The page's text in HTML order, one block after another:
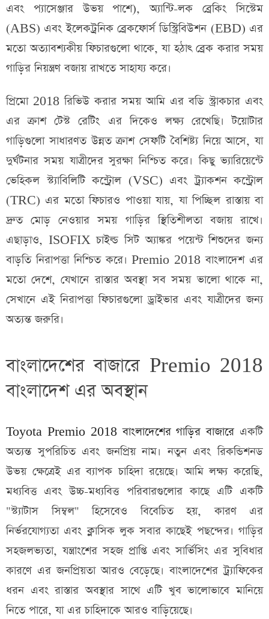
এবং প্যাসেঞ্জার উভয় পাশে), অ্যান্টি-লক ব্রেকিং সিস্টেম
(ABS) এবং ইলেকট্রনিক ব্রেকফোর্স ডিস্ট্রিবিউশন (EBD) এর
মতো অত্যাবশ্যকীয় ফিচারগুলো থাকে, যা হঠাৎ ব্রেক করার সময়
গাড়ির নিয়ন্ত্রণ বজায় রাখতে সাহায্য করে।
প্রিমো 2018 রিভিউ করার সময় আমি এর বডি স্ট্রাকচার এবং
এর ক্রাশ টেস্ট রেটিং এর দিকেও লক্ষ্য রেখেছি। টয়োটার
গাড়িগুলো সাধারণত উন্নত ক্রাশ সেফটি বৈশিষ্ট্য নিয়ে আসে, যা
দুর্ঘটনার সময় যাত্রীদের সুরক্ষা নিশ্চিত করে। কিছু ভ্যারিয়েন্টে
ভেহিকল স্ট্যাবিলিটি কন্ট্রোল (VSC) এবং ট্র্যাকশন কন্ট্রোল
(TRC) এর মতো ফিচারও পাওয়া যায়, যা পিচ্ছিল রাস্তায় বা
দ্রুত মোড় নেওয়ার সময় গাড়ির স্থিতিশীলতা বজায় রাখে।
এছাড়াও, ISOFIX চাইল্ড সিট অ্যাঙ্কর পয়েন্ট শিশুদের জন্য
বাড়তি নিরাপত্তা নিশ্চিত করে। Premio 2018 বাংলাদেশ এর
মতো দেশে, যেখানে রাস্তার অবস্থা সব সময় ভালো থাকে না,
সেখানে এই নিরাপত্তা ফিচারগুলো ড্রাইভার এবং যাত্রীদের জন্য
অত্যন্ত জরুরি।
বাংলাদেশের বাজারে Premio 2018
বাংলাদেশএর অবস্থান
Toyota Premio 2018 বাংলাদেশের গাড়ির বাজারে একটি
অত্যন্ত সুপরিচিত এবং জনপ্রিয় নাম। নতুন এবং রিকন্ডিশনড
উভয় ক্ষেত্রেই এর ব্যাপক চাহিদা রয়েছে। আমি লক্ষ্য করেছি,
মধ্যবিত্ত এবং উচ্চ-মধ্যবিত্ত পরিবারগুলোর কাছে এটি একটি
"স্ট্যাটাস সিম্বল" হিসেবেও বিবেচিত হয়, কারণ এর
নির্ভরযোগ্যতা এবং ক্লাসিক লুক সবার কাছেই পছন্দের। গাড়ির
সহজলভ্যতা, যন্ত্রাংশের সহজ প্রাপ্তি এবং সার্ভিসিং এর সুবিধার
কারণে এর জনপ্রিয়তা আরও বেড়েছে। বাংলাদেশের ট্র্যাফিকের
ধরন এবং রাস্তার অবস্থার সাথে এটি খুব ভালোভাবে মানিয়ে
নিতে পারে, যা এর চাহিদাকে আরও বাড়িয়েছে।